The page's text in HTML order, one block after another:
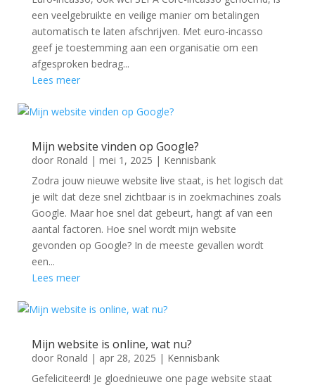
een veelgebruikte en veilige manier om betalingen
automatisch te laten afschrijven. Met euro-incasso
geef je toestemming aan een organisatie om een
afgesproken bedrag...
Lees meer
Mijn website vinden op Google?
door Ronald | mei 1, 2025 | Kennisbank
Zodra jouw nieuwe website live staat, is het logisch dat
je wilt dat deze snel zichtbaar is in zoekmachines zoals
Google. Maar hoe snel dat gebeurt, hangt af van een
aantal factoren. Hoe snel wordt mijn website
gevonden op Google? In de meeste gevallen wordt
een...
Lees meer
Mijn website is online, wat nu?
door Ronald | apr 28, 2025 | Kennisbank
Gefeliciteerd! Je gloednieuwe one page website staat